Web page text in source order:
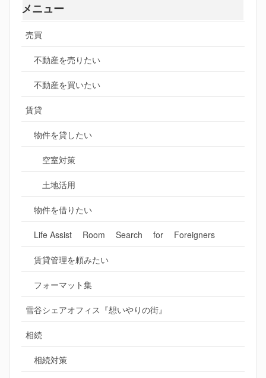
メニュー
売買
不動産を売りたい
不動産を買いたい
賃貸
物件を貸したい
空室対策
土地活用
物件を借りたい
Life Assist Room Search for Foreigners
賃貸管理を頼みたい
フォーマット集
雪谷シェアオフィス『想いやりの街』
相続
相続対策